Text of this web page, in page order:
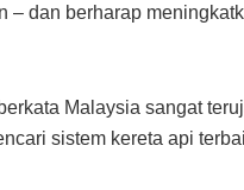
– dan berharap
Malaysia sangat
sistem kereta api